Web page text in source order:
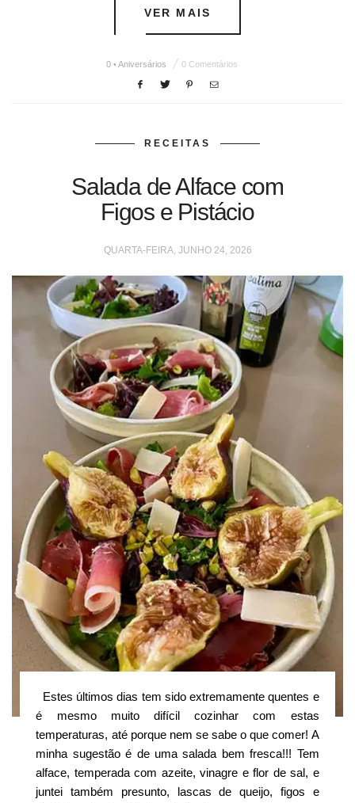
VER MAIS
0 • Aniversários 0 Comentários
RECEITAS
Salada de Alface com
Figos e Pistácio
QUARTA-FEIRA, JUNHO 24, 2026
Estes últimos dias tem sido extremamente quentes e
é mesmo muito difícil cozinhar com estas
temperaturas, até porque nem se sabe o que comer! A
minha sugestão é de uma salada bem fresca!!! Tem
alface, temperada com azeite, vinagre e flor de sal, e
juntei também presunto, lascas de queijo, figos e